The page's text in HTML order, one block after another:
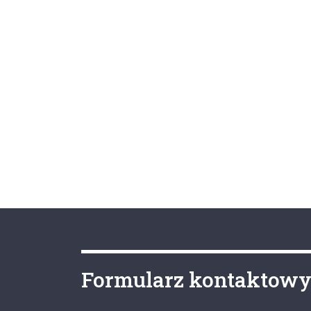
Formularz kontaktowy